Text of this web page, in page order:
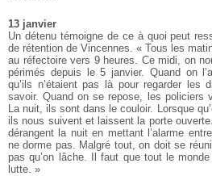
13 janvier
Un détenu témoigne de ce à quoi peut
de rétention de Vincennes. « Tous les
au réfectoire vers 9 heures. Ce midi, on
périmés depuis le 5 janvier. Quand on
qu’ils n’étaient pas là pour regarder les
savoir. Quand on se repose, les policiers
La nuit, ils sont dans le couloir. Lorsque
ils nous suivent et laissent la porte
dérangent la nuit en mettant l’alarme
ne dorme pas. Malgré tout, on doit se
pas qu’on lâche. Il faut que tout le
lutte. »